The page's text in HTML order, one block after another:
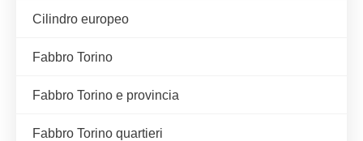
Cilindro europeo
Fabbro Torino
Fabbro Torino e provincia
Fabbro Torino quartieri